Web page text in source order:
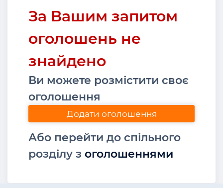
За Вашим запитом
оголошень не
знайдено
Ви можете розмістити своє
оголошення
Додати оголошення
Або перейти до спільного
розділу з оголошеннями